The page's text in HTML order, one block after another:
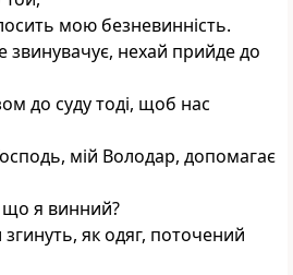
мою безневинність.
звинувачує, нехай прийде до
до суду тоді, щоб нас
мій Володар, допомагає
що я винний?
згинуть, як одяг, поточений